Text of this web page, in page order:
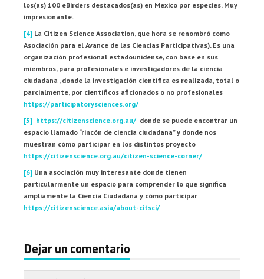
los(as) 100 eBirders destacados(as) en Mexico por especies. Muy
impresionante.
[4] La Citizen Science Association, que hora se renombró como
Asociación para el Avance de las Ciencias Participativas). Es una
organización profesional estadounidense, con base en sus
miembros, para profesionales e investigadores de la ciencia
ciudadana , donde la investigación científica es realizada, total o
parcialmente, por científicos aficionados o no profesionales
https://participatorysciences.org/
[5] https://citizenscience.org.au/ donde se puede encontrar un
espacio llamado “rincón de ciencia ciudadana” y donde nos
muestran cómo participar en los distintos proyecto
https://citizenscience.org.au/citizen-science-corner/
[6] Una asociación muy interesante donde tienen
particularmente un espacio para comprender lo que significa
ampliamente la Ciencia Ciudadana y cómo participar
https://citizenscience.asia/about-citsci/
Dejar un comentario